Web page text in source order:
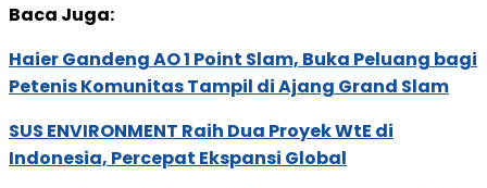
Baca Juga:
Haier Gandeng AO 1 Point Slam, Buka Peluang bagi
Petenis Komunitas Tampil di Ajang Grand Slam
SUS ENVIRONMENT Raih Dua Proyek WtE di
Indonesia, Percepat Ekspansi Global